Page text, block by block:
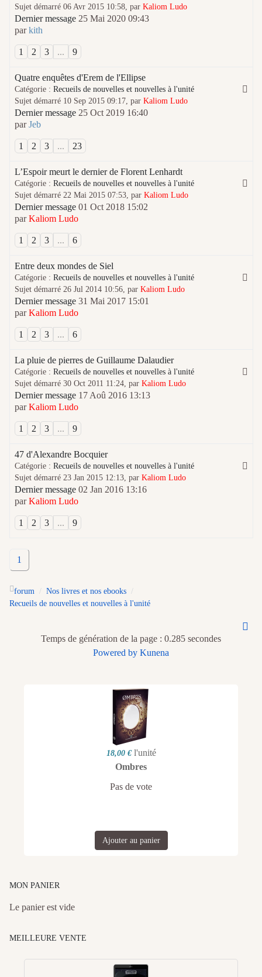
Sujet démarré 06 Avr 2015 10:58, par Kaliom Ludo
Dernier message 25 Mai 2020 09:43
parkith
1 2 3 ... 9
Quatre enquêtes d'Erem de l'Ellipse
Catégorie : Recueils de nouvelles et nouvelles à l'unité
Sujet démarré 10 Sep 2015 09:17, par Kaliom Ludo
Dernier message 25 Oct 2019 16:40
parJeb
1 2 3 ... 23
L’Espoir meurt le dernier de Florent Lenhardt
Catégorie : Recueils de nouvelles et nouvelles à l'unité
Sujet démarré 22 Mai 2015 07:53, par Kaliom Ludo
Dernier message 01 Oct 2018 15:02
parKaliom Ludo
1 2 3 ... 6
Entre deux mondes de Siel
Catégorie : Recueils de nouvelles et nouvelles à l'unité
Sujet démarré 26 Jul 2014 10:56, par Kaliom Ludo
Dernier message 31 Mai 2017 15:01
parKaliom Ludo
1 2 3 ... 6
La pluie de pierres de Guillaume Dalaudier
Catégorie : Recueils de nouvelles et nouvelles à l'unité
Sujet démarré 30 Oct 2011 11:24, par Kaliom Ludo
Dernier message 17 Aoû 2016 13:13
parKaliom Ludo
1 2 3 ... 9
47 d'Alexandre Bocquier
Catégorie : Recueils de nouvelles et nouvelles à l'unité
Sujet démarré 23 Jan 2015 12:13, par Kaliom Ludo
Dernier message 02 Jan 2016 13:16
parKaliom Ludo
1 2 3 ... 9
1
forum
Nos livres et nos ebooks
Recueils de nouvelles et nouvelles à l'unité
Temps de génération de la page : 0.285 secondes
Powered by Kunena
18,00 € l'unité
Ombres
Pas de vote
Ajouter au panier
MON PANIER
Le panier est vide
MEILLEURE VENTE